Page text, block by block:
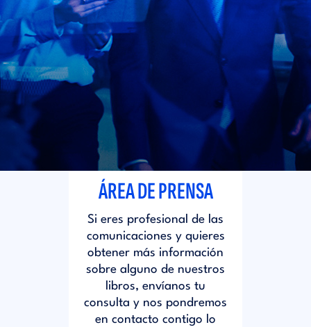
d
i
t
t
o
r
i
ÁREA DE PRENSA
Si eres profesional de las
comunicaciones y quieres
obtener más información
sobre alguno de nuestros
libros, envíanos tu
consulta y nos pondremos
en contacto contigo lo